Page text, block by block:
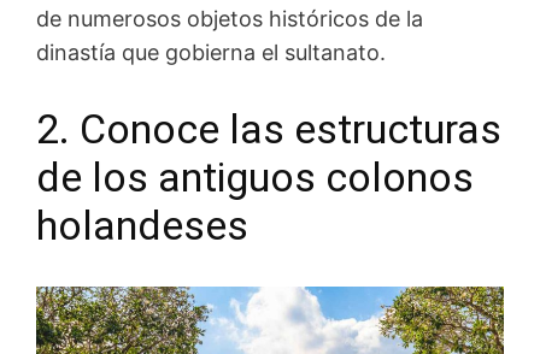
de numerosos objetos históricos de la
dinastía que gobierna el sultanato.
2. Conoce las estructuras
de los antiguos colonos
holandeses